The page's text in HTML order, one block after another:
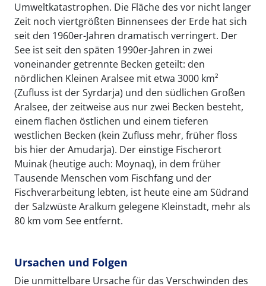
Umweltkatastrophen. Die Fläche des vor nicht langer
Zeit noch viertgrößten Binnensees der Erde hat sich
seit den 1960er-Jahren dramatisch verringert. Der
See ist seit den späten 1990er-Jahren in zwei
voneinander getrennte Becken geteilt: den
nördlichen Kleinen Aralsee mit etwa 3000 km²
(Zufluss ist der Syrdarja) und den südlichen Großen
Aralsee, der zeitweise aus nur zwei Becken besteht,
einem flachen östlichen und einem tieferen
westlichen Becken (kein Zufluss mehr, früher floss
bis hier der Amudarja). Der einstige Fischerort
Muinak (heutige auch: Moynaq), in dem früher
Tausende Menschen vom Fischfang und der
Fischverarbeitung lebten, ist heute eine am Südrand
der Salzwüste Aralkum gelegene Kleinstadt, mehr als
80 km vom See entfernt.
Ursachen und Folgen
Die unmittelbare Ursache für das Verschwinden des